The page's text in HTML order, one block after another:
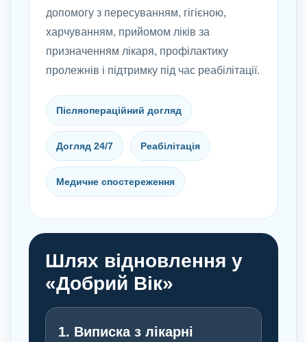
допомогу з пересуванням, гігієною,
харчуванням, прийомом ліків за
призначенням лікаря, профілактику
пролежнів і підтримку під час реабілітації.
Післяопераційний догляд
Догляд 24/7 Реабілітація
Медичне спостереження
Шлях відновлення у
«Добрий Вік»
1. Виписка з лікарні